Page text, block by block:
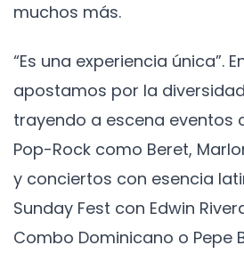
muchos más.
“Es una experiencia única”.
apostamos por la
trayendo a escena eventos
Pop-Rock como Beret,
y conciertos con esencia
Sunday Fest con Edwin
Combo Dominicano o Pepe